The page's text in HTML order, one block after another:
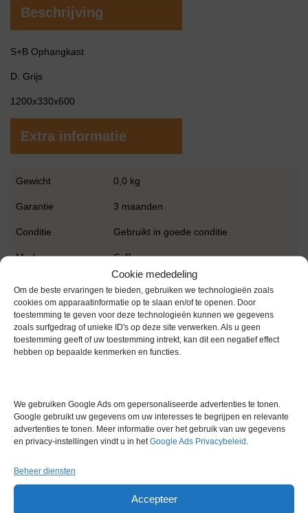
Cookie mededeling
Om de beste ervaringen te bieden, gebruiken we technologieën zoals
cookies om apparaatinformatie op te slaan en/of te openen. Door
toestemming te geven voor deze technologieën kunnen we gegevens
zoals surfgedrag of unieke ID's op deze site verwerken. Als u geen
toestemming geeft of uw toestemming intrekt, kan dit een negatief effect
hebben op bepaalde kenmerken en functies.
We gebruiken Google Ads om gepersonaliseerde advertenties te tonen.
Google gebruikt uw gegevens om uw interesses te begrijpen en relevante
advertenties te tonen. Meer informatie over het gebruik van uw gegevens
en privacy-instellingen vindt u in hetGoogle Ads Privacybeleid .
Beheer diensten
Accepteer
Beschrijving
S+B Ophangkast
D. Grijs
1200x330x600
Extra informatie
Gewicht 0,0 kg
Garantie 3 maanden
Conditie Gebruikt in goede conditie
Merk S+B
Gerelateerde producten
Voorraad